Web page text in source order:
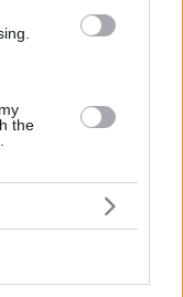
the
– luxus